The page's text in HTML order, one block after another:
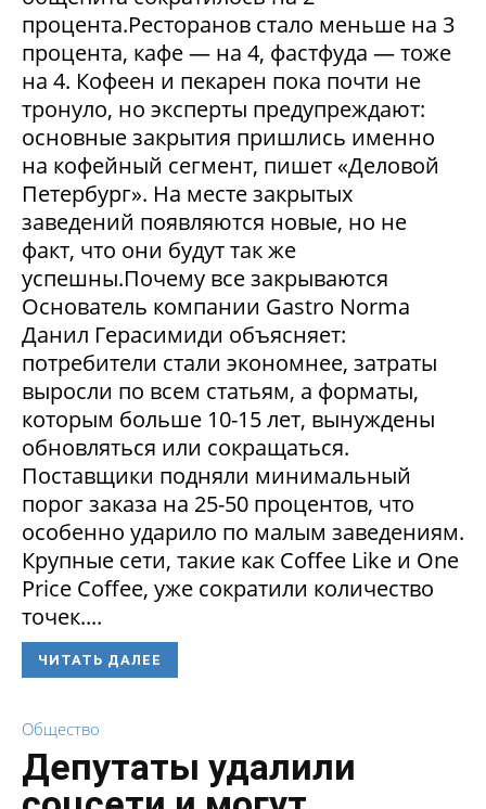
процента.Ресторанов стало меньше на 3
процента, кафе — на 4, фастфуда — тоже
на 4. Кофеен и пекарен пока почти не
тронуло, но эксперты предупреждают:
основные закрытия пришлись именно
на кофейный сегмент, пишет «Деловой
Петербург». На месте закрытых
заведений появляются новые, но не
факт, что они будут так же
успешны.Почему все закрываются
Основатель компании Gastro Norma
Данил Герасимиди объясняет:
потребители стали экономнее, затраты
выросли по всем статьям, а форматы,
которым больше 10-15 лет, вынуждены
обновляться или сокращаться.
Поставщики подняли минимальный
порог заказа на 25-50 процентов, что
особенно ударило по малым заведениям.
Крупные сети, такие как Coffee Like и One
Price Coffee, уже сократили количество
точек....
ЧИТАТЬ ДАЛЕЕ
Общество
Депутаты удалили